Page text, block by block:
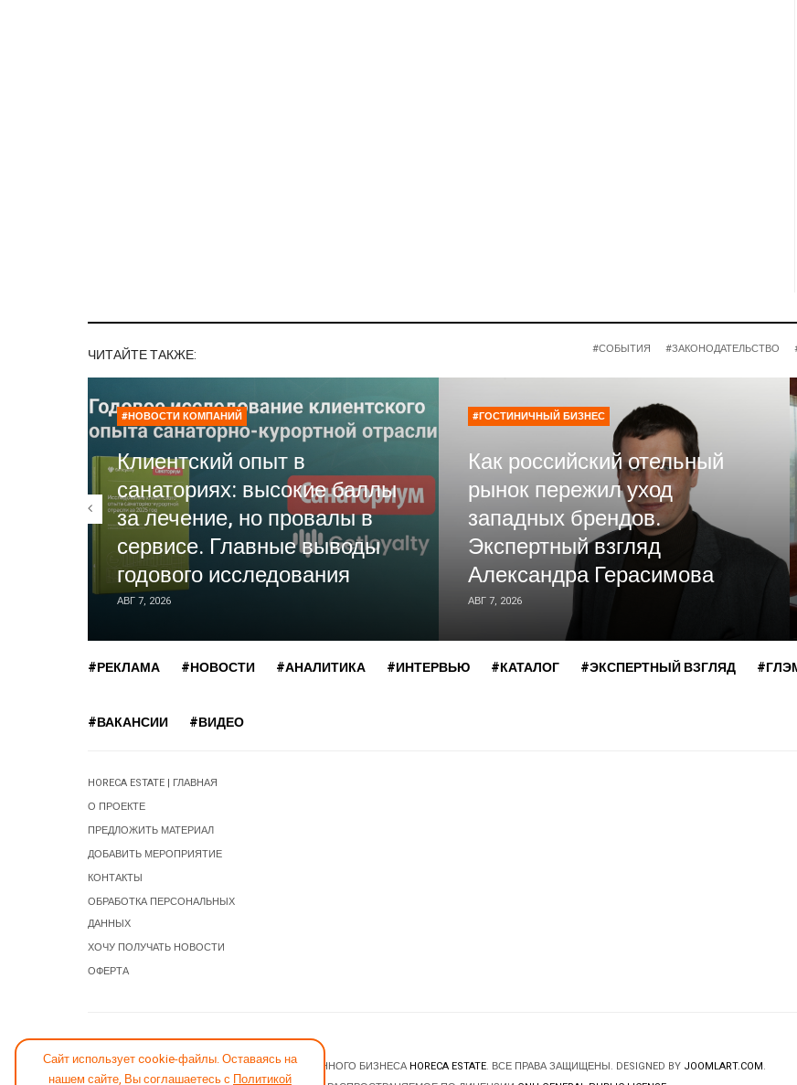
Сайт использует cookie-файлы. Оставаясь на
нашем сайте, Вы соглашаетесь с Политикой
ЧИТАЙТЕ ТАКЖЕ: #СОБЫТИЯ #ЗАКОНОДАТЕЛЬСТВО
#НОВОСТИ КОМПАНИЙ
Клиентский опыт в
санаториях: высокие баллы
за лечение, но провалы в
сервисе. Главные выводы
годового исследования
АВГ 7, 2026
#ГОСТИНИЧНЫЙ БИЗНЕС
Как российский отельный
рынок пережил уход
западных брендов.
Экспертный взгляд
Александра Герасимова
АВГ 7, 2026
#РЕКЛАМА #НОВОСТИ #АНАЛИТИКА #ИНТЕРВЬЮ #КАТАЛОГ #ЭКСПЕРТНЫЙ ВЗГЛЯД
#ВАКАНСИИ #ВИДЕО
HORECA ESTATE | ГЛАВНАЯ
О ПРОЕКТЕ
ПРЕДЛОЖИТЬ МАТЕРИАЛ
ДОБАВИТЬ МЕРОПРИЯТИЕ
КОНТАКТЫ
ОБРАБОТКА ПЕРСОНАЛЬНЫХ
ДАННЫХ
ХОЧУ ПОЛУЧАТЬ НОВОСТИ
ОФЕРТА
© 2026 НОВОСТИ ГОСТИНИЧНОГО И РЕСТОРАННОГО БИЗНЕСА HORECA ESTATE. ВСЕ ПРАВА ЗАЩИЩЕНЫ. DESIGNED BY JOOMLART.COM.